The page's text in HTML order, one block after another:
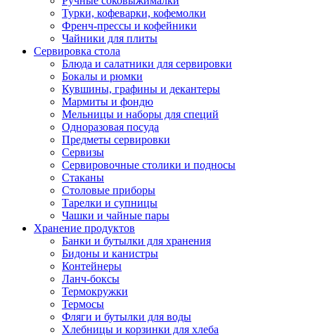
Турки, кофеварки, кофемолки
Френч-прессы и кофейники
Чайники для плиты
Сервировка стола
Блюда и салатники для сервировки
Бокалы и рюмки
Кувшины, графины и декантеры
Мармиты и фондю
Мельницы и наборы для специй
Одноразовая посуда
Предметы сервировки
Сервизы
Сервировочные столики и подносы
Стаканы
Столовые приборы
Тарелки и супницы
Чашки и чайные пары
Хранение продуктов
Банки и бутылки для хранения
Бидоны и канистры
Контейнеры
Ланч-боксы
Термокружки
Термосы
Фляги и бутылки для воды
Хлебницы и корзинки для хлеба